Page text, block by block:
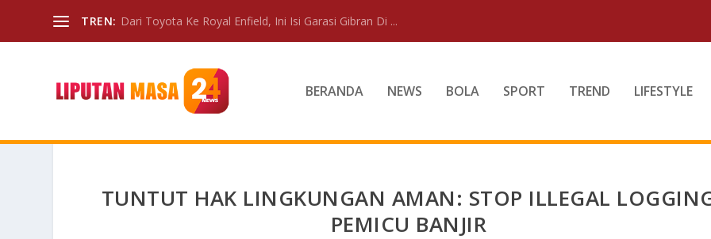
TREN: Dari Toyota Ke Royal Enfield, Ini Isi Garasi Gibran Di ...
BERANDA NEWS BOLA SPORT TREND LIFESTYLE
TUNTUT HAK LINGKUNGAN AMAN: STOP ILLEGAL
PEMICU BANJIR